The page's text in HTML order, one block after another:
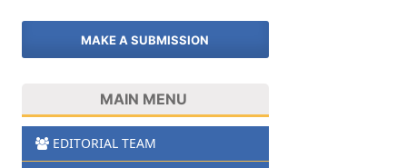
MAKE A SUBMISSION
MAIN MENU
EDITORIAL TEAM